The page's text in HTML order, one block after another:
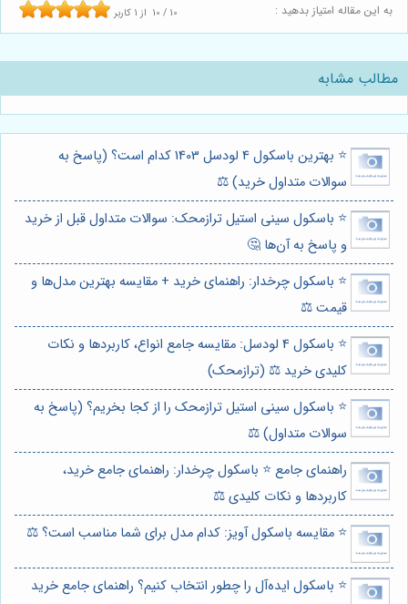
به این مقاله امتیاز بدهید : 10 / 10 از 1 کاربر
مطالب مشابه
⭐️ بهترین باسکول 4 لودسل 1403 کدام است؟ (پاسخ به
سوالات متداول خرید) ⚖️
⭐️ باسکول سینی استیل ترازمحک: سوالات متداول قبل از خرید
و پاسخ به آن‌ها 🤔
⭐️ باسکول چرخدار: راهنمای خرید + مقایسه بهترین مدل‌ها و
قیمت ⚖️
⭐️ باسکول 4 لودسل: مقایسه جامع انواع، کاربردها و نکات
کلیدی خرید ⚖️ (ترازمحک)
⭐️ باسکول سینی استیل ترازمحک را از کجا بخریم؟ (پاسخ به
سوالات متداول) ⚖️
راهنمای جامع ⭐️ باسکول چرخدار: راهنمای جامع خرید،
کاربردها و نکات کلیدی ⚖️
⭐️ مقایسه باسکول آویز: کدام مدل برای شما مناسب است؟ ⚖️
⭐️ باسکول ایده‌آل را چطور انتخاب کنیم؟ راهنمای جامع خرید